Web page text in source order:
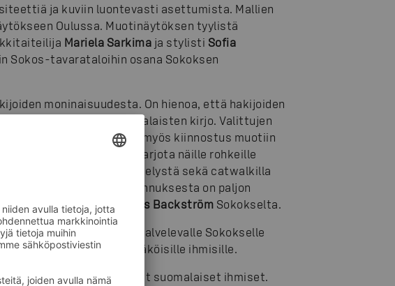
ja kuviin luontevasti asettumista. Mallien
Oulussa. Muotinäytöksen tyylistä
Mariela Sarkima ja stylisti Sofia
Sokos-tavarataloihin osana Sokoksen
moninaisuudesta. On hienoa, että hakijoiden
suomalaisten kirjo. Valittujen
uusiin kokemuksiin sekä myös kiinnostus muotiin
ja ilmaisemiseen. On ilo tarjota näille rohkeille
kanssa työskentelystä sekä catwalkilla
esiintymisvalmennuksesta on paljon
sanoo myyntijohtaja
Hans Backström Sokokselta.
ja verkkokaupassa palvelevalle Sokokselle
kaiken ikäisille ja näköisille ihmisille.
tähtinä toimivat tavalliset suomalaiset ihmiset.